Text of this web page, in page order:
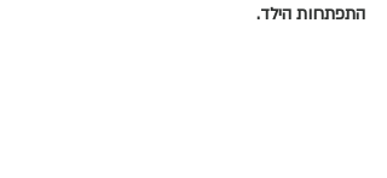
התפתחות הילד.